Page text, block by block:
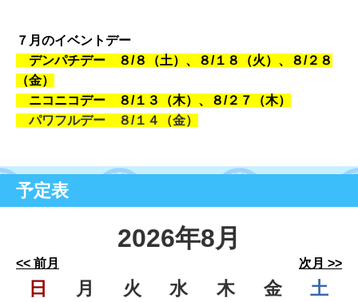
７月のイベントデー
デンパチデー ８/８（土）、８/１８（火）、８/２８
（金）
ニコニコデー ８/１３（木）、８/２７（木）
パワフルデー ８/１４（金）
予定表
2026年8月
<< 前月 次月 >>
日 月 火 水 木 金 土